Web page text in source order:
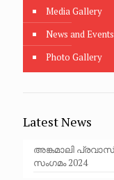
Media Gallery
News and Events
Photo Gallery
Latest News
അങ്കമാലി
സംഗമം 2024